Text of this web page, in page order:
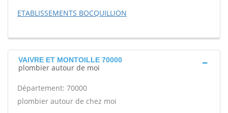
ETABLISSEMENTS BOCQUILLION
VAIVRE ET MONTOILLE 70000
plombier autour de moi
Département: 70000
plombier autour de chez moi